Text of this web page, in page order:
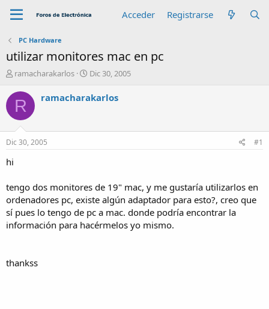
Acceder Registrarse
PC Hardware
utilizar monitores mac en pc
A
t
o
r
ramacharakarlos
F
c
i
o
Dic 30, 2005
R ramacharakarlos
Dic 30, 2005 #1
hi
tengo dos monitores de 19" mac, y me gustaría utilizarlos en
ordenadores pc, existe algún adaptador para esto?, creo que
sí pues lo tengo de pc a mac. donde podría encontrar la
información para hacérmelos yo mismo.
thankss